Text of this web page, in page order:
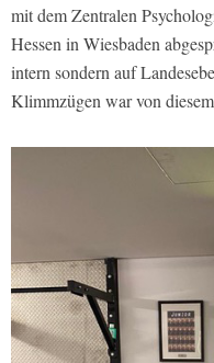
mit dem Zentralen
Hessen in Wiesbaden
intern sondern auf
Klimmzügen war von